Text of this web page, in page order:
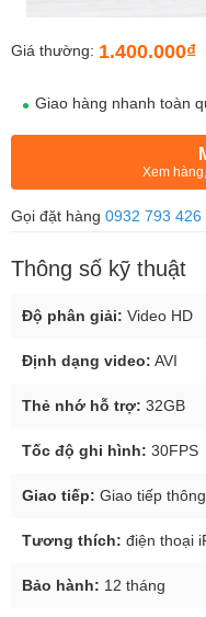
Giá thường: 1.400.000₫
Giao hàng nhanh toàn
Xem
Gọi đặt hàng 0932 793 426
Thông số kỹ thuật
Độ phân giải: Video HD
Định dạng video: AVI
Thẻ nhớ hỗ trợ: 32GB
Tốc độ ghi hình: 30FPS
Giao tiếp: Giao tiếp
Tương thích: điện thoại
Bảo hành: 12 tháng